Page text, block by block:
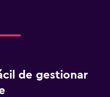
de gestionar